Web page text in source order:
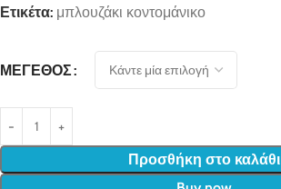
Ετικέτα: μπλουζάκι κοντομάνικο
ΜΈΓΕΘΟΣ
Προσθήκη στο καλάθι